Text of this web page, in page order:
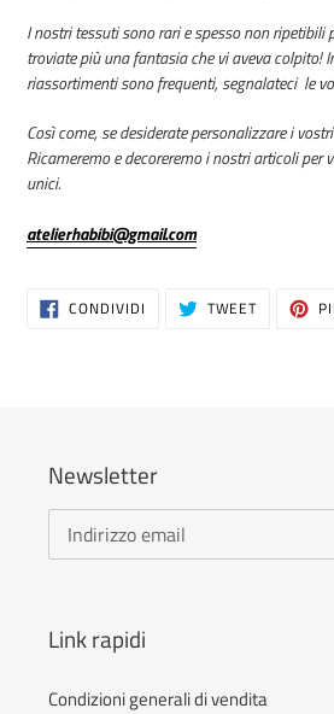
I nostri tessuti sono rari e spesso non ripetibili
troviate più una fantasia che vi aveva colpito!
riassortimenti sono frequenti, segnalateci le
Così come, se desiderate personalizzare i
Ricameremo e decoreremo i nostri articoli per
unici.
atelierhabibi@gmail.com
CONDIVIDI CONDIVIDITWEET TWITTA
Newsletter
Link rapidi
Condizioni generali di vendita